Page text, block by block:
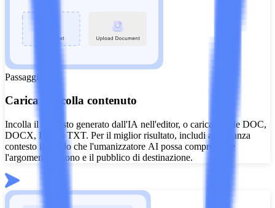
Passaggio 1
Carica o incolla contenuto
Incolla il tuo testo generato dall'IA nell'editor, o carica un file DOC,
DOCX, PDF o TXT. Per il miglior risultato, includi abbastanza
contesto in modo che l'umanizzatore AI possa comprendere
l'argomento, il tono e il pubblico di destinazione.